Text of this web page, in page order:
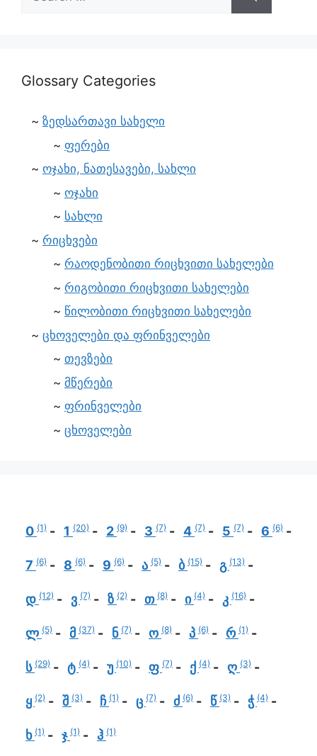
Glossary Categories
ზედსართავი სახელი
ფერები
ოჯახი, ნათესავები, სახლი
ოჯახი
სახლი
რიცხვები
რაოდენობითი რიცხვითი სახელები
რიგობითი რიცხვითი სახელები
წილობითი რიცხვითი სახელები
ცხოველები და ფრინველები
თევზები
მწერები
ფრინველები
ცხოველები
0 (1) 1 (20) 2 (9) 3 (7) 4 (7) 5 (7) 6 (6)
7 (6) 8 (6) 9 (6) ა (5) ბ (15) გ (13)
დ (12) ვ (7) ზ (2) თ (8) ი (4) კ (16)
ლ (5) მ (37) ნ (7) ო (8) პ (6) რ (1)
ს (29) ტ (4) უ (10) ფ (7) ქ (4) ღ (3)
ყ (2) შ (3) ჩ (1) ც (7) ძ (6) წ (3) ჭ (4)
ხ (1) ჯ (1) ჰ (1)